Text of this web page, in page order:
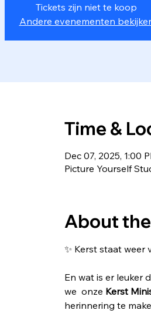
Tickets zijn niet te koop
Andere evenementen
Time &
Dec 07, 2025, 1:00
Picture Yourself
About
✨ Kerst staat weer
En wat is er leuker
we  onze Kerst
herinnering te